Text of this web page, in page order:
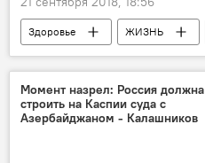
Здоровье ЖИЗНЬ
Происшествия
Новости
Момент назрел: Россия должна
строить на Каспии суда с
Азербайджаном - Калашников